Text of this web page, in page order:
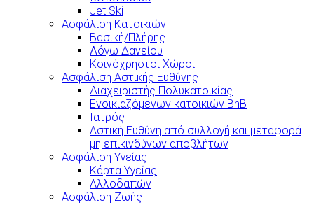
Jet Ski
Ασφάλιση Κατοικιών
Βασική/Πλήρης
Λόγω Δανείου
Κοινόχρηστοι Χώροι
Ασφάλιση Αστικής Ευθύνης
Διαχειριστής Πολυκατοικίας
Ενοικιαζόμενων κατοικιών BnB
Ιατρός
Αστική Ευθύνη από συλλογή και μεταφορά
μη επικινδύνων αποβλήτων
Ασφάλιση Υγείας
Κάρτα Υγείας
Αλλοδαπών
Ασφάλιση Ζωής